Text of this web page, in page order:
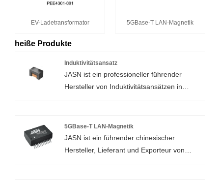
EV-Ladetransformator 5GBase-T LAN-Magnetik
heiße Produkte
Induktivitätsansatz
JASN ist ein professioneller führender
Hersteller von Induktivitätsansätzen in
Modell: JX2012C01
5GBase-T LAN-Magnetik
JASN ist ein führender chinesischer
Hersteller, Lieferant und Exporteur von